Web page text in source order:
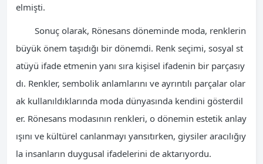
elmişti.
Sonuç olarak, Rönesans döneminde moda, renklerin
büyük önem taşıdığı bir dönemdi. Renk seçimi, sosyal st
atüyü ifade etmenin yanı sıra kişisel ifadenin bir parçasıy
dı. Renkler, sembolik anlamlarını ve ayrıntılı parçalar olar
ak kullanıldıklarında moda dünyasında kendini gösterdil
er. Rönesans modasının renkleri, o dönemin estetik anlay
ışını ve kültürel canlanmayı yansıtırken, giysiler aracılığıy
la insanların duygusal ifadelerini de aktarıyordu.